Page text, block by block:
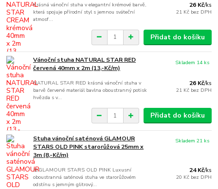
Krásná vánoční stuha v elegantní krémové barvě,
která spojuje přírodní styl s jemnou sváteční
atmosf...
26 Kč/ks
21 Kč bez DPH
Přidat do košíku
Vánoční stuha NATURAL STAR RED
červená 40mm x 2m (13,-Kč/m)
NATURAL STAR RED krásná vánoční stuha v
barvě červené materiál bavlna oboustranný potisk
hvězda s v...
26 Kč/ks
21 Kč bez DPH
Skladem 14 ks
Přidat do košíku
Stuha vánoční saténová GLAMOUR
STARS OLD PINK starorůžová 25mm x
3m (8,-Kč/m)
🎀GLAMOUR STARS OLD PINK Luxusní
oboustranná saténová stuha ve starorůžovém
odstínu s jemným glitrový...
24 Kč/ks
20 Kč bez DPH
Skladem 21 ks